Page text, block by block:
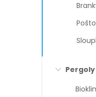
Pergoly